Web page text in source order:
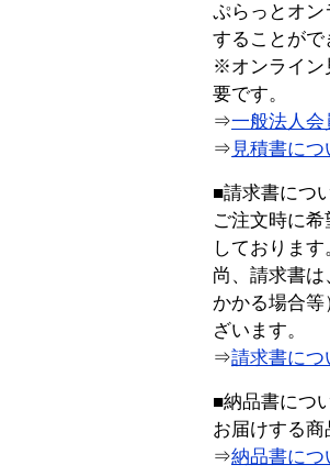
ぷらっとオ
することがで
※オンライン
要です。
⇒一般法人
⇒ 見積書に
■請求書につ
ご注文時に
しております
尚、請求書
かかる場合
ざいます。
⇒請求書につ
■納品書につ
お届けする
⇒納品書につ